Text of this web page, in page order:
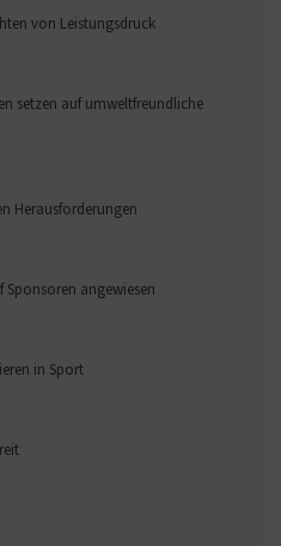
von Leistungsdruck
setzen auf umweltfreundliche
Herausforderungen
Sponsoren angewiesen
in Sport